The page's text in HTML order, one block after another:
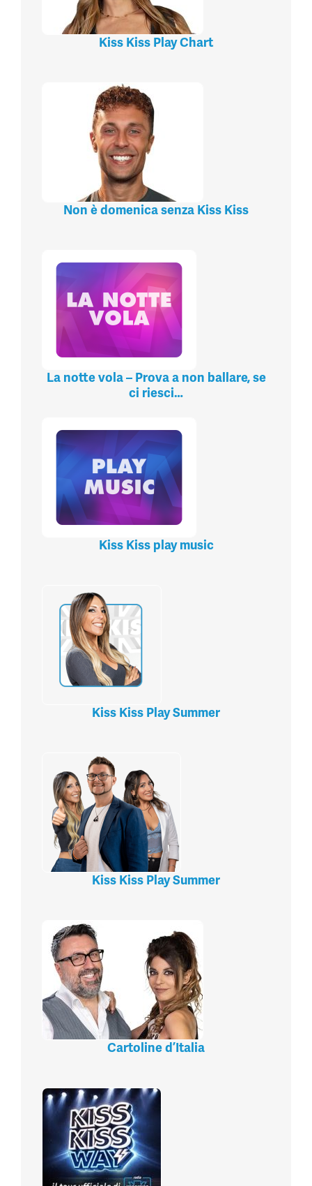
Kiss Kiss Play Chart
Non è domenica senza Kiss Kiss
La notte vola – Prova a non ballare, se
ci riesci…
Kiss Kiss play music
Kiss Kiss Play Summer
Kiss Kiss Play Summer
Cartoline d’Italia